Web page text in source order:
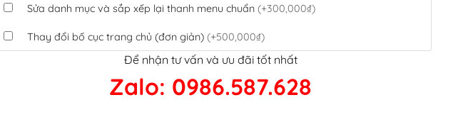
Sửa danh mục và sắp xếp lại thanh menu chuẩn (+300,000₫)
Thay đổi bố cục trang chủ (đơn giản) (+500,000₫)
Tích hợp thanh toán QR Code ngân hàng(+100,000₫)
Xác minh Website, liên kết google, cập nhật sitemap(+50,000₫)
Để nhận tư vấn và ưu đãi tốt nhất
Zalo: 0986.587.628